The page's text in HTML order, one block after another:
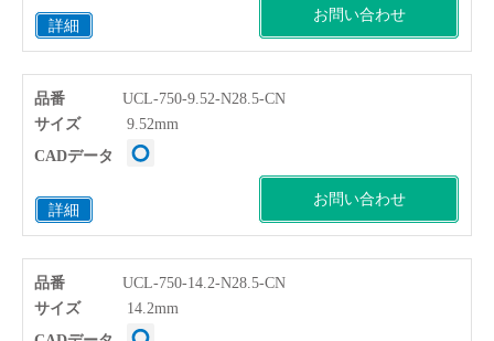
詳細
お問い合わせ
品番 UCL-750-9.52-N28.5-CN
詳細
サイズ 9.52mm
お問い合わせ
CADデータ
品番 UCL-750-14.2-N28.5-CN
サイズ 14.2mm